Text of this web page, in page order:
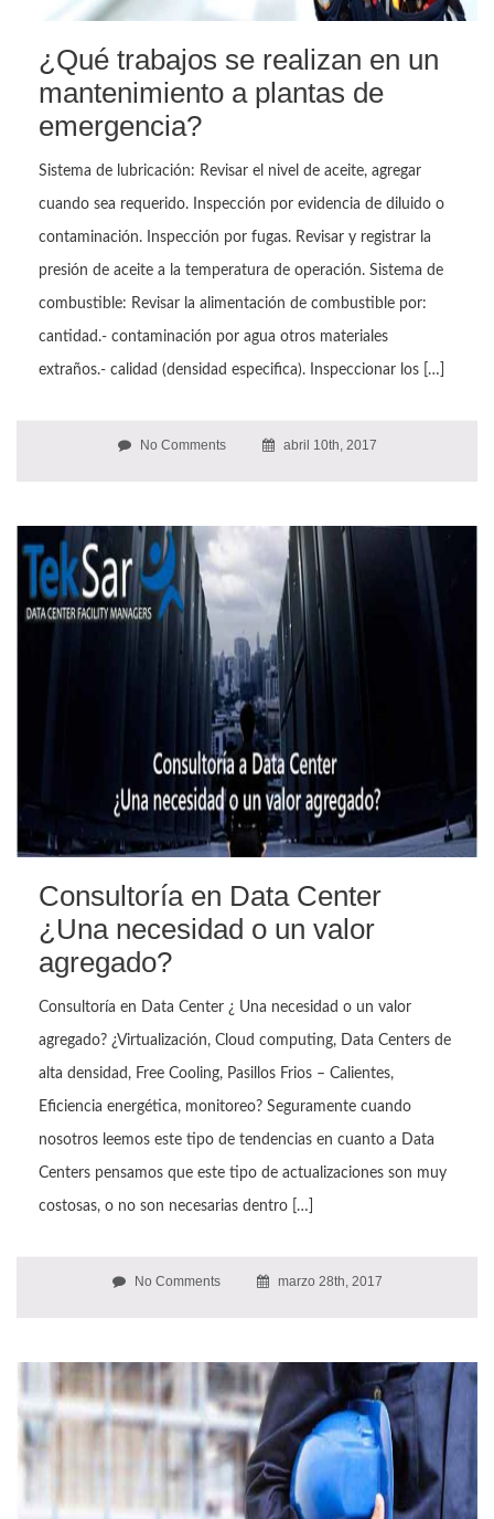
¿Qué trabajos se realizan en un
mantenimiento a plantas de
emergencia?
Sistema de lubricación: Revisar el nivel de aceite, agregar
cuando sea requerido. Inspección por evidencia de diluido o
contaminación. Inspección por fugas. Revisar y registrar la
presión de aceite a la temperatura de operación. Sistema de
combustible: Revisar la alimentación de combustible por:
cantidad.- contaminación por agua otros materiales
extraños.- calidad (densidad especifica). Inspeccionar los […]
No Comments abril 10th, 2017
Consultoría en Data Center
¿Una necesidad o un valor
agregado?
Consultoría en Data Center ¿ Una necesidad o un valor
agregado? ¿Virtualización, Cloud computing, Data Centers de
alta densidad, Free Cooling, Pasillos Frios – Calientes,
Eficiencia energética, monitoreo? Seguramente cuando
nosotros leemos este tipo de tendencias en cuanto a Data
Centers pensamos que este tipo de actualizaciones son muy
costosas, o no son necesarias dentro […]
No Comments marzo 28th, 2017